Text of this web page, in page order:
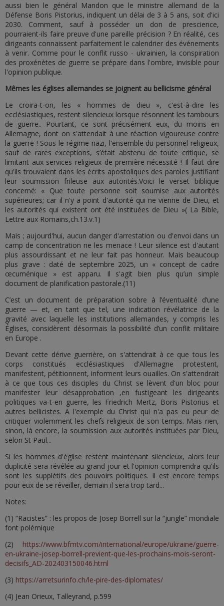
aussi bien le général Mandon que le ministre allemand de la
Défense Boris Pistorius, indiquent un délai de 3 à 5 ans, soit d'ici
2030. Comment, sauf à posséder un don de prescience,
pourraient-ils faire preuve d'une pareille précision ? En réalité, ces
dirigeants connaissent parfaitement le calendrier des événements
à venir. Comme pour le conflit russo - ukrainien, la conspiration
des proxénètes de guerre se prépare dans l'ombre, invisible pour
l'opinion publique.
Mêmes les églises allemandes se joignent au bellicisme général
Le croira-t-on, les « hommes de dieu », c'est-à-dire les
ecclésiastiques, restent silencieux lorsque résonnent les tambours
de guerre.. Pourtant, ce sont précisément eux, du moins en
Allemagne, dont on s'attendait à une réaction vigoureuse contre
la guerre ! Sous le régime nazi, l'ensemble du personnel religieux,
sauf de rares exceptions, s’était abstenu de toute critique, se
limitant aux services religieux de première nécessité ! Il faut dire
qu'ils trouvaient dans les écrits apostoliques des paroles justifiant
leur soumission frileuse aux autorités.Voici le verset biblique
concerné: « Que toute personne soit soumise aux autorités
supérieures; car il n'y a point d'autorité qui ne vienne de Dieu, et
les autorités qui existent ont été instituées de Dieu »( La Bible,
Lettre aux Romains,ch.13.v.1)
Mais ; aujourd'hui, aucun danger d'arrestation ou d'envoi dans un
camp de concentration ne les menace ! Leur silence est d'autant
plus assourdissant et ne leur fait pas honneur. Mais beaucoup
plus grave : daté de septembre 2025, un « concept de cadre
œcuménique » est apparu. Il s'agit bien plus qu’un simple
document de planification pastorale.(11)
C’est un document de préparation sobre à l’éventualité d’une
guerre — et, en tant que tel, une indication révélatrice de la
gravité avec laquelle les institutions allemandes, y compris les
Églises, considèrent désormais la possibilité d’un conflit militaire
en Europe .
Devant cette dérive guerrière, on s'attendrait à ce que tous les
corps constitués ecclésiastiques d'Allemagne protestent,
manifestent, pétitionnent, informent leurs ouailles. On s'attendrait
à ce que tous ces disciples du Christ se lèvent d'un bloc pour
manifester leur désapprobation ,en fustigeant les dirigeants
politiques va-t-en guerre, les Friedrich Mertz, Boris Pistorius et
autres bellicistes. A l'exemple du Christ qui n'a pas eu peur de
critiquer violemment les chefs religieux de son temps. Mais rien,
sinon, là encore, la soumission aux autorités instituées par Dieu,
selon St Paul...
Si les hommes d'église restent maintenant silencieux, alors leur
duplicité sera révélée au grand jour et l'opinion comprendra qu'ils
sont les supplétifs des pouvoirs politiques. Il est encore temps
pour eux de se réveiller, demain il sera trop tard...
Notes:
(1) “Racistes” : les propos de Josep Borrell sur la “jungle” mondiale
font polémique
(2) https://www.bfmtv.com/international/europe/ukraine/guerre-
en-ukraine-josep-borrell-previent-que-les-prochains-mois-seront-
decisifs_AD-202403150046.html
(3) https://arretsurinfo.ch/le-pire-des-diplomates/
(4) Jean Orieux, Talleyrand, p.599